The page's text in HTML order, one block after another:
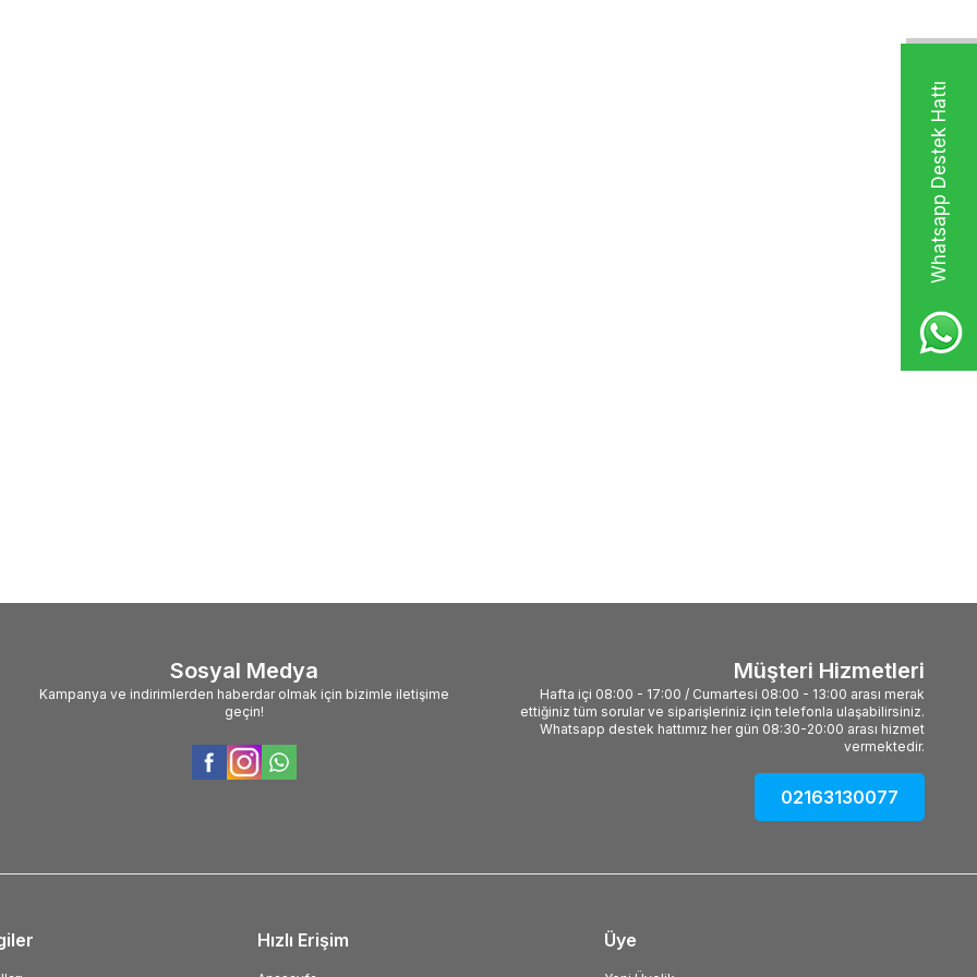
Whatsapp Destek Hattı
Sosyal Medya
Kampanya ve indirimlerden haberdar olmak için bizimle iletişime
geçin!
Müşteri Hizmetleri
Hafta içi 08:00 - 17:00 / Cumartesi 08:00 - 13:00 arası merak
ettiğiniz tüm sorular ve siparişleriniz için telefonla ulaşabilirsiniz.
Whatsapp destek hattımız her gün 08:30-20:00 arası hizmet
vermektedir.
02163130077
Hızlı Erişim Üye